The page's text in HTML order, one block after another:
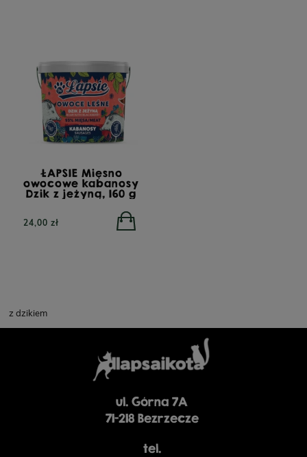
ŁAPSIE Mięsno
owocowe kabanosy
Dzik z jeżyną, 160 g
24,00 zł
z dzikiem
ul. Górna 7A
71-218 Bezrzecze
tel.